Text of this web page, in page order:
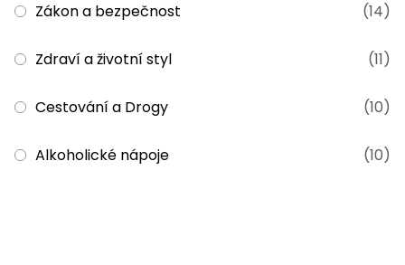
Zákon a bezpečnost (14)
Zdraví a životní styl (11)
Cestování a Drogy (10)
Alkoholické nápoje (10)